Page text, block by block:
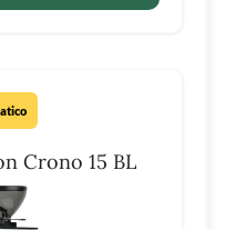
Crono 15 BL